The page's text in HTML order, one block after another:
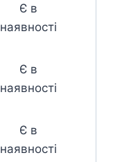
Є в
наявності
Є в
наявності
Є в
наявності